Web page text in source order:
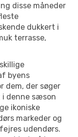
disse måneder
dukkert i
terrasse,
byens
dem, der søger
i denne sæson
ikoniske
markeder og
udendørs.